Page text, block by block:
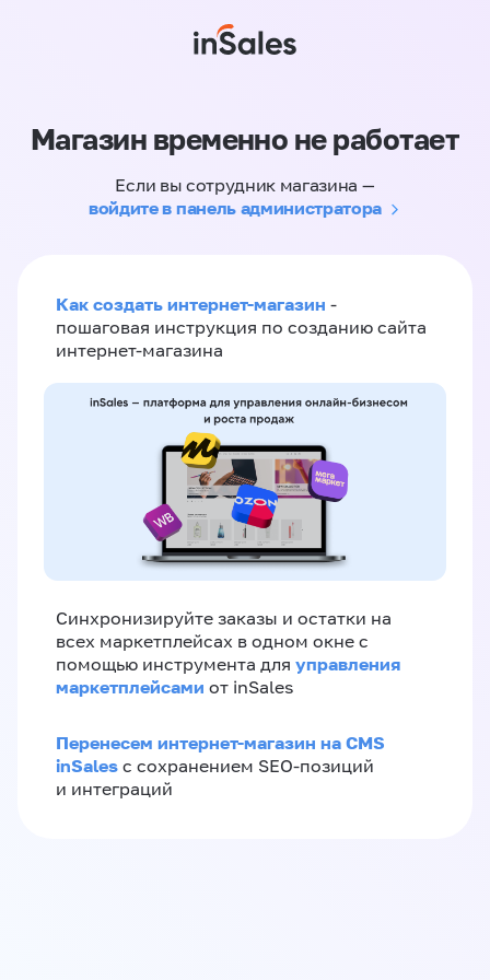
Магазин временно не работает
Если вы сотрудник магазина —
войдите в панель администратора
Как создать интернет-магазин -
пошаговая инструкция по созданию сайта
интернет-магазина
Синхронизируйте заказы и остатки на
всех маркетплейсах в одном окне с
помощью инструмента для управления
маркетплейсами от inSales
Перенесем интернет-магазин на CMS
inSales с сохранением SEO-позиций
и интеграций